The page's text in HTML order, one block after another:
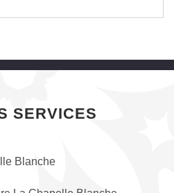
SERVICES
Blanche